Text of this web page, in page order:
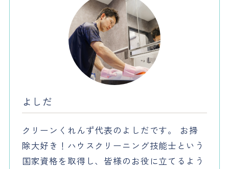
よしだ
クリーンくれんず代表のよしだです。 お掃
除大好き！ハウスクリーニング技能士という
国家資格を取得し、皆様のお役に立てるよう